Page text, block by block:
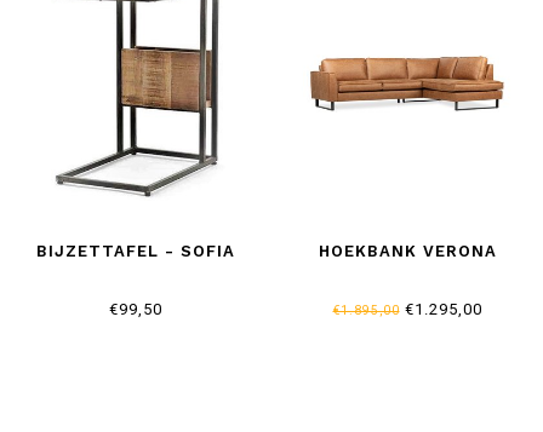
BIJZETTAFEL - SOFIA
€99,50
HOEKBANK VERONA
€1.895,00€1.295,00